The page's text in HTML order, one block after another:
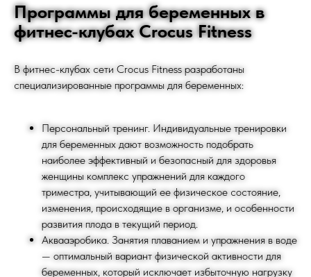
Программы для беременных в
фитнес-клубах Crocus Fitness
В фитнес-клубах сети Crocus Fitness разработаны
специализированные программы для беременных:
Персональный тренинг. Индивидуальные тренировки
для беременных дают возможность подобрать
наиболее эффективный и безопасный для здоровья
женщины комплекс упражнений для каждого
триместра, учитывающий ее физическое состояние,
изменения, происходящие в организме, и особенности
развития плода в текущий период.
Аквааэробика. Занятия плаванием и упражнения в воде
— оптимальный вариант физической активности для
беременных, который исключает избыточную нагрузку